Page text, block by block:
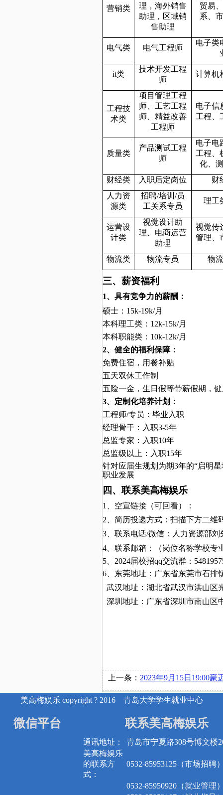
营销类
理，海外销售
助理，区域销
售助理
贸易
系、
电气类 电气工程师
电子类
it类
技术开发工程
师
计算机
工程技
术类
项目管理工程
师、工艺工程
师、精益改善
工程师
电子信
工程、
质量类
产品测试工程
师
电子电
工程、
化、
财经类
入职后定岗位
财
人力资
源类
招聘/培训 /员
工关系专员
理工
运营设
计类
视觉设计助
理、电商运营
助理
视觉传
管理、
物流类 物流专员 物
三、薪资福利
1、具有竞争力的薪酬：
硕士： 15k-19k/月
本科理工类： 12k-15k/月
本科职能类： 10k-12k/月
2、健全的福利保障：
免费住宿，用餐补贴
五天双休工作制
五险一金，生日假等带薪假期，
3、定制化培养计划：
工程师/专员 ：毕业入职
经理骨干：入职3-5年
总监专家：入职10年
总监级以上：入职15年
针对应届生规划为期3年的“启明
职业发展
四、联系美高梅娱乐
1
空宣链接（可回看）：
2 、简历投递方式：扫描下方二
3
联系电话/微信：人力资源部刘
4 、联系邮箱： （岗位名称学校专
5
2024届校招qq交流群：
6
东莞地址：广东省东莞市石排
武汉地址：湖北省武汉市洪山区
深圳地址：广东省深圳市南山区
上一条： 2023年9月15日19:00豪迈集团股份有限公司在博文楼
美高梅娱乐 copyright ? 2016 青岛大学学生就业中心
微信平台 联系美高梅娱乐
通讯地址：
青岛市宁夏路308号博文楼
美高梅娱乐
的联系方
式：
0532-85953125（市场招聘
0532-85950920（就业管理